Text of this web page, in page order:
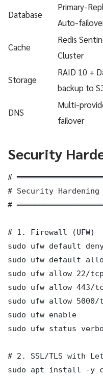
Database
Primary-
Auto-
Cache
Redis
Cluster
Storage
RAID 10 +
backup to
DNS
Multi-
failover
Security
#
# Security Hardening
#
# 1. Firewall (UFW)
sudo ufw default
sudo ufw default
sudo ufw allow 22/tcp
sudo ufw allow 443/
sudo ufw allow 5000/
sudo ufw enable
sudo ufw status
# 2. SSL/TLS with
sudo apt install -y